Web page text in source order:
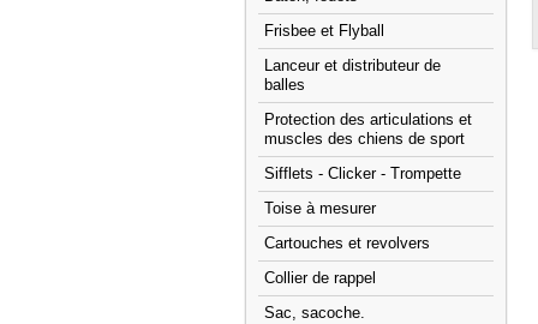
Frisbee et Flyball
Lanceur et distributeur de
balles
Protection des articulations et
muscles des chiens de sport
Sifflets - Clicker - Trompette
Toise à mesurer
Cartouches et revolvers
Collier de rappel
Sac, sacoche.